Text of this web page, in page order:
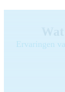
Ervaringen